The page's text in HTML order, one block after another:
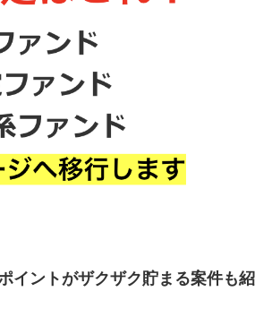
イントがザクザク貯まる案件も